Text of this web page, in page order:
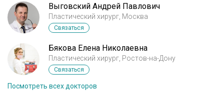
Выговский Андрей Павлович
Пластический хирург, Москва
Связаться
Бякова Елена Николаевна
Пластический хирург, Ростов-на-Дону
Связаться
Посмотреть всех докторов